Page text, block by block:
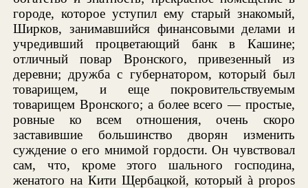
городе, которое уступил ему старый знакомый,
Ширков, занимавшийся финансовыми делами и
учредивший процветающий банк в Кашине;
отличный повар Вронского, привезенный из
деревни; дружба с губернатором, который был
товарищем, и еще покровительствуемым
товарищем Вронского; а более всего — простые,
ровные ко всем отношения, очень скоро
заставившие большинство дворян изменить
суждение о его мнимой гордости. Он чувствовал
сам, что, кроме этого шального господина,
женатого на Кити Щербацкой, который à propos